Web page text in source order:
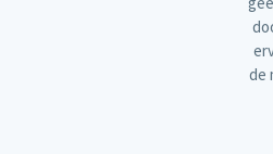
de